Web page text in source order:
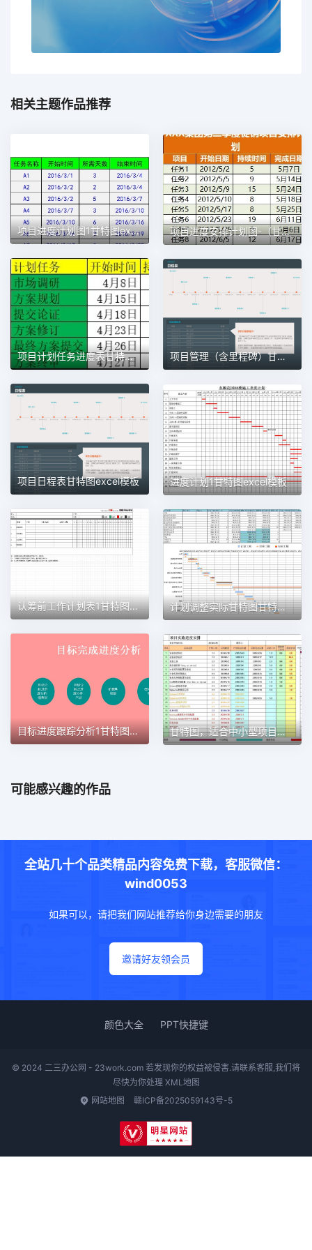
相关主题作品推荐
项目进度计划图1甘特图excel模板 项目进度安排计划图-（甘特图）1甘特图excel模板
项目计划任务进度表甘特图1甘特图excel模板 项目管理（含里程碑）甘特图excel模板
项目日程表甘特图excel模板 进度计划1甘特图excel模板
认筹前工作计划表1甘特图excel模板 计划调整实际甘特图甘特图excel模板
目标进度跟踪分析1甘特图excel模板 甘特图，适合中小型项目管理使用甘特图excel模板
可能感兴趣的作品
全站几十个品类精品内容免费下载，客服微信：
wind0053
如果可以，请把我们网站推荐给你身边需要的朋友
邀请好友领会员
颜色大全 PPT快捷键
© 2024 二三办公网 - 23work.com 若发现你的权益被侵害.请联系客服,我们将
尽快为你处理 XML地图
网站地图
赣ICP备2025059143号-5